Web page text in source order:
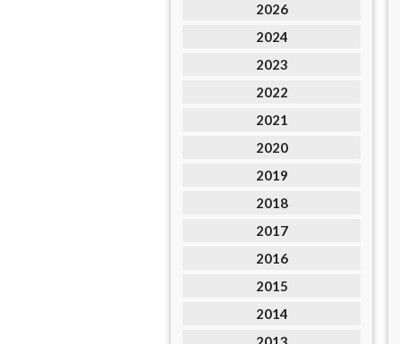
2026
2024
2023
2022
2021
2020
2019
2018
2017
2016
2015
2014